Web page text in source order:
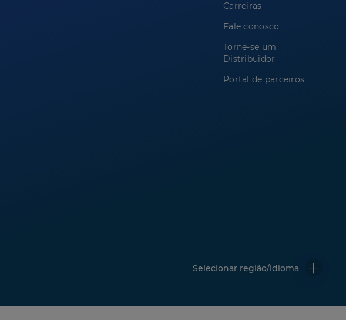
Carreiras
Fale conosco
Torne-se um
Distribuidor
Portal de parceiros
Selecionar região/idioma